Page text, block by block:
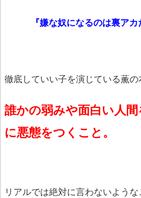
『嫌な奴になるのは裏アカ
徹底していい子を演じている薫の
誰かの弱みや面白い人
に悪態をつくこと。
リアルでは絶対に言わないような